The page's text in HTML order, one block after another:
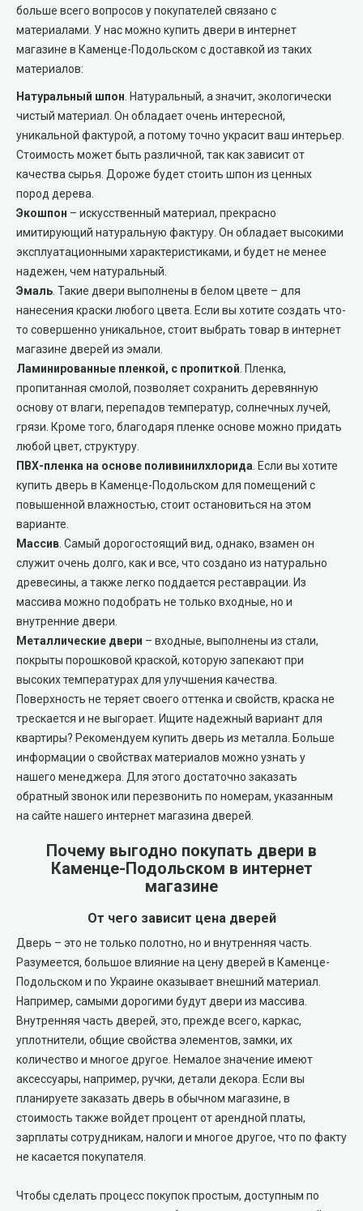
ARTIZ (Артиз)
Технические двери
Статус (Status Doors)
Estet Doors (Эстет Дорс)
Стильные Двери
StilDoors (СтилДорс)
Двери скрытого монтажа
DOORIS (Дорис)
BRAMA (Брама)
OMEGA (Омега)
MSDoors (МСДорс)
KFD (КФД)
GRAND (Гранд)
LUXDOORS (ЛюксДорс)
Portalino Doors (Порталино)
Rezult
CITY (Сити крашенные двери)
Free Style doors (Фри Стайл под покраску)
Контур
Danapris Doors (Данаприс Дорс)
DRUID (Друид)
Europe Doors
City Line
STDM
Verto (Верто)
EcoDoors (Экодорс)
больше всего вопросов у покупателей связано с
материалами. У нас можно купить двери в интернет
магазине в Каменце-Подольском с доставкой из таких
материалов:
Натуральный шпон . Натуральный, а значит, экологически
чистый материал. Он обладает очень интересной,
уникальной фактурой, а потому точно украсит ваш интерьер.
Стоимость может быть различной, так как зависит от
качества сырья. Дороже будет стоить шпон из ценных
пород дерева.
Экошпон – искусственный материал, прекрасно
имитирующий натуральную фактуру. Он обладает высокими
эксплуатационными характеристиками, и будет не менее
надежен, чем натуральный.
Эмаль . Такие двери выполнены в белом цвете – для
нанесения краски любого цвета. Если вы хотите создать что-
то совершенно уникальное, стоит выбрать товар в интернет
магазине дверей из эмали.
Ламинированные пленкой, с пропиткой . Пленка,
пропитанная смолой, позволяет сохранить деревянную
основу от влаги, перепадов температур, солнечных лучей,
грязи. Кроме того, благодаря пленке основе можно придать
любой цвет, структуру.
ПВХ-пленка на основе поливинилхлорида . Если вы хотите
купить дверь в Каменце-Подольском для помещений с
повышенной влажностью, стоит остановиться на этом
варианте.
Массив . Самый дорогостоящий вид, однако, взамен он
служит очень долго, как и все, что создано из натурально
древесины, а также легко поддается реставрации. Из
массива можно подобрать не только входные, но и
внутренние двери.
Металлические двери – входные, выполнены из стали,
покрыты порошковой краской, которую запекают при
высоких температурах для улучшения качества.
Поверхность не теряет своего оттенка и свойств, краска не
трескается и не выгорает. Ищите надежный вариант для
квартиры? Рекомендуем купить дверь из металла. Больше
информации о свойствах материалов можно узнать у
нашего менеджера. Для этого достаточно заказать
обратный звонок или перезвонить по номерам, указанным
на сайте нашего интернет магазина дверей.
Почему выгодно покупать двери в
Каменце-Подольском в интернет
магазине
От чего зависит цена дверей
Дверь – это не только полотно, но и внутренняя часть.
Разумеется, большое влияние на цену дверей в Каменце-
Подольском и по Украине оказывает внешний материал.
Например, самыми дорогими будут двери из массива.
Внутренняя часть дверей, это, прежде всего, каркас,
уплотнители, общие свойства элементов, замки, их
количество и многое другое. Немалое значение имеют
аксессуары, например, ручки, детали декора. Если вы
планируете заказать дверь в обычном магазине, в
стоимость также войдет процент от арендной платы,
зарплаты сотрудникам, налоги и многое другое, что по факту
не касается покупателя.
Чтобы сделать процесс покупок простым, доступным по